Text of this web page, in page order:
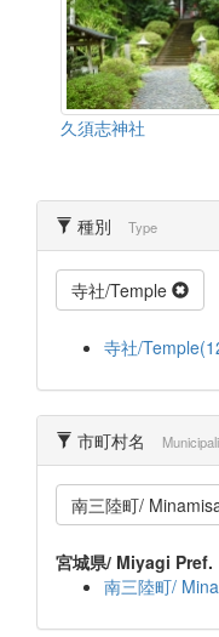
久須志神社
種別 Type
寺社/Temple
寺社/
市町村名
南三陸町/
宮城県/ Miyagi Pref.
南三陸町/